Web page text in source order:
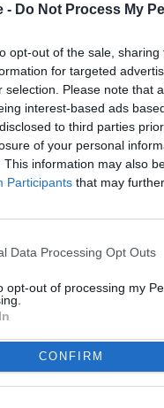
- Do Not Process My
opt-out of the sale,
for targeted
selection. Please note that
interest-based ads
to third parties
of your personal
This information may also
Participants that may
Data Processing Opt Outs
opt-out of processing my
CONFIRM
calcio può accadere
Massimiliano Allegri
il Real Madrid.
e lucidità, tutti doti che
di Benevento, si
e, come sempre
per i giocatori
Domani la squadra
quarti di Champions
LA JUVE
Madrid. Chi ha
rivedranno De